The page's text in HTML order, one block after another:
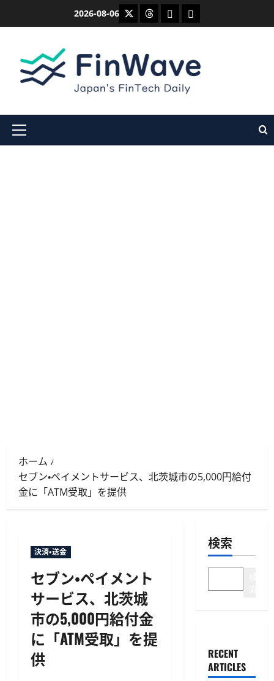
2026-08-06 X ThreadsBlueskyMastodon
メ
ホーム
セブン・ペイメントサービス、北茨城市の5,000円給付
金に「ATM受取」を提供
決済・送金
セブン・ペイメント
サービス、北茨城
市の5,000円給付金
に「ATM受取」を提
供
検索
RECENT
ARTICLES